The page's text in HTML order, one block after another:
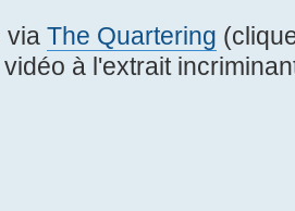
via The Quartering
à l'extrait